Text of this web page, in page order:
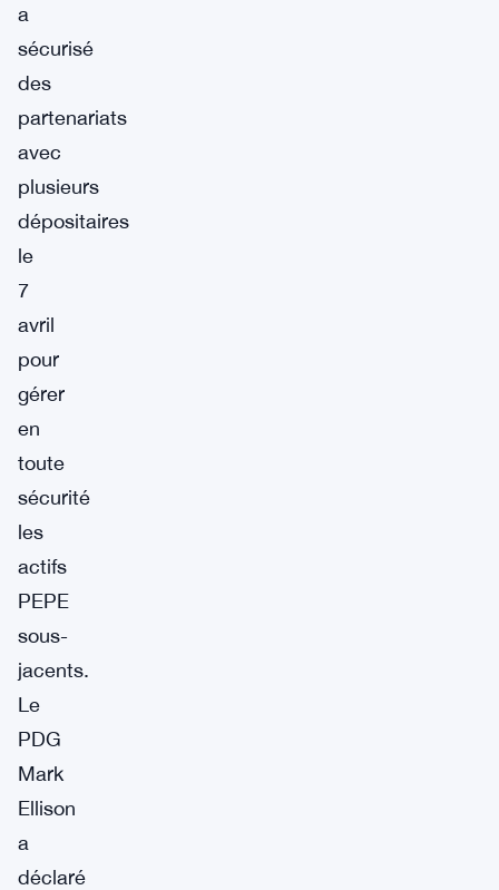
a
sécurisé
des
partenariats
avec
plusieurs
dépositaires
le
7
avril
pour
gérer
en
toute
sécurité
les
actifs
PEPE
sous-
jacents.
Le
PDG
Mark
Ellison
a
déclaré